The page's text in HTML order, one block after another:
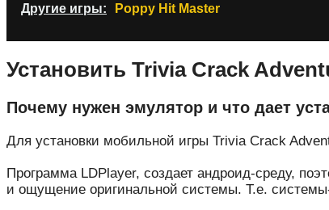
Другие игры: Poppy Hit Master
Установить Trivia Crack
Почему нужен эмулятор и что дает
Для установки мобильной игры Trivia Crack
Программа LDPlayer, создает андроид-среду,
и ощущение оригинальной системы. Т.е.